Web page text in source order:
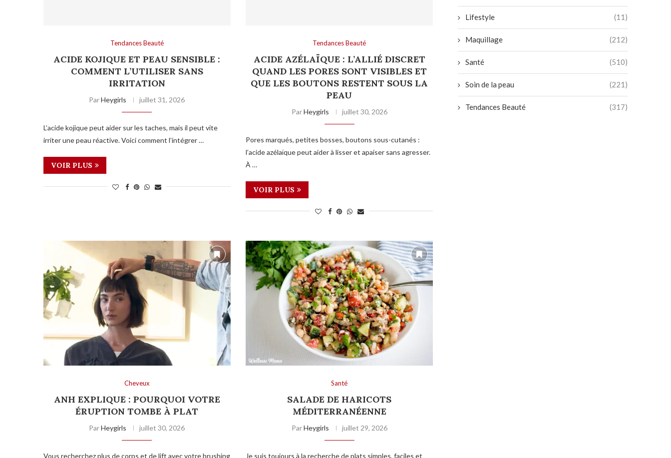
Tendances Beauté
ACIDE KOJIQUE ET PEAU SENSIBLE :
COMMENT L’UTILISER SANS
IRRITATION
ParHeygirls juillet 31, 2026
L’acide kojique peut aider sur les taches, mais il peut vite
irriter une peau réactive. Voici comment l’intégrer …
VOIR PLUS
Tendances Beauté
ACIDE AZÉLAÏQUE : L’ALLIÉ DISCRET
QUAND LES PORES SONT VISIBLES ET
QUE LES BOUTONS RESTENT SOUS LA
PEAU
ParHeygirls juillet 30, 2026
Pores marqués, petites bosses, boutons sous-cutanés :
l’acide azélaïque peut aider à lisser et apaiser sans agresser.
À …
VOIR PLUS
Cheveux
ANH EXPLIQUE : POURQUOI VOTRE
ÉRUPTION TOMBE À PLAT
ParHeygirls juillet 30, 2026
Vous recherchez plus de corps et de lift avec votre brushing
Santé
SALADE DE HARICOTS
MÉDITERRANÉENNE
ParHeygirls juillet 29, 2026
Je suis toujours à la recherche de plats simples, faciles et
Lifestyle (11)
Maquillage (212)
Santé (510)
Soin de la peau (221)
Tendances Beauté (317)